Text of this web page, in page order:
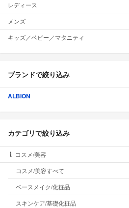
レディース
メンズ
キッズ／ベビー／マタニティ
ブランドで絞り込み
ALBION
カテゴリで絞り込み
コスメ/美容
コスメ/美容すべて
ベースメイク/化粧品
スキンケア/基礎化粧品